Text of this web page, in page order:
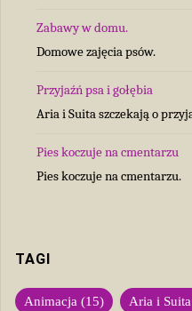
Zabawy w domu.
Domowe zajęcia psów.
Przyjaźń psa i gołębia
Aria i Suita szczekają o
Pies koczuje na cmentarzu
Pies koczuje na cmentarzu.
TAGI
Animacja (15) Aria i Suita